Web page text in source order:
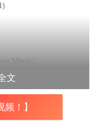
Moon）
）
文
频！】